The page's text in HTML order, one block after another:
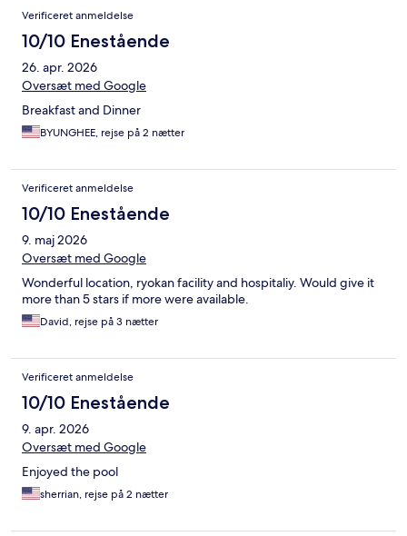
Verificeret anmeldelse
10/10 Enestående
26. apr. 2026
Oversæt med Google
Breakfast and Dinner
BYUNGHEE, rejse på 2 nætter
Verificeret anmeldelse
10/10 Enestående
9. maj 2026
Oversæt med Google
Wonderful location, ryokan facility and hospitaliy. Would give it
more than 5 stars if more were available.
David, rejse på 3 nætter
Verificeret anmeldelse
10/10 Enestående
9. apr. 2026
Oversæt med Google
Enjoyed the pool
sherrian, rejse på 2 nætter